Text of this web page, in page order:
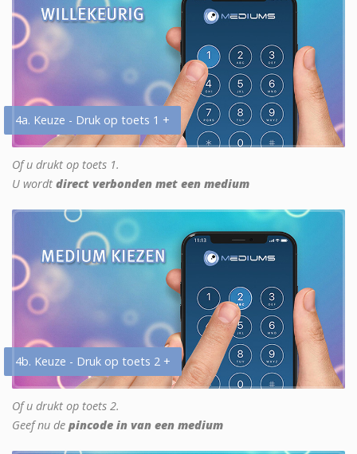
4a. Keuze - Druk op toets 1 +
Of u drukt op toets 1.
U wordt direct verbonden met een medium
4b. Keuze - Druk op toets 2 +
Of u drukt op toets 2.
Geef nu de pincode in van een medium